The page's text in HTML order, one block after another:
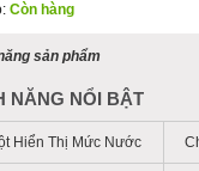
Còn hàng
sản phẩm
NĂNG NỔI BẬT
Hiển Thị Mức Nước